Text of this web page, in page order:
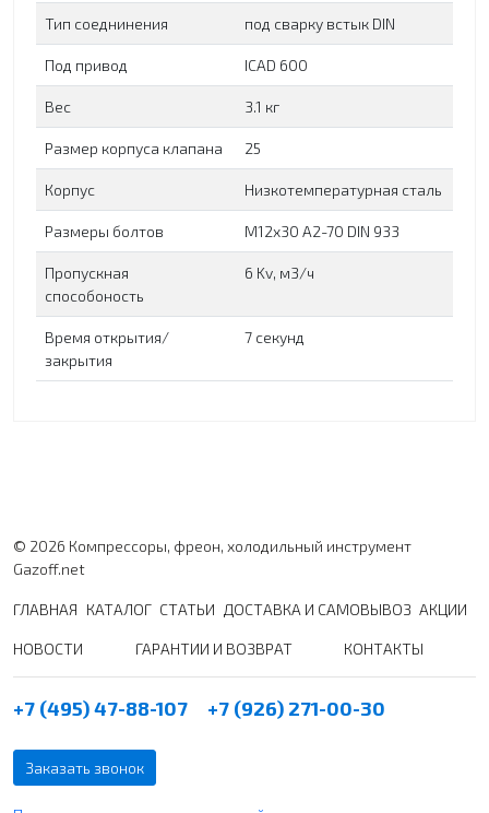
Тип соеднинения под сварку встык DIN
Под привод ICAD 600
Вес 3.1 кг
Размер корпуса клапана 25
Корпус Низкотемпературная сталь
Размеры болтов М12x30 А2-70 DIN 933
Пропускная
способоность
6 Kv, м3/ч
Время открытия/
закрытия
7 секунд
© 2026 Компрессоры, фреон, холодильный инструмент
Gazoff.net
ГЛАВНАЯ КАТАЛОГ СТАТЬИ ДОСТАВКА И САМОВЫВОЗ АКЦИИ
НОВОСТИ ГАРАНТИИ И ВОЗВРАТ КОНТАКТЫ
+7 (495) 47-88-107 +7 (926) 271-00-30
Заказать звонок